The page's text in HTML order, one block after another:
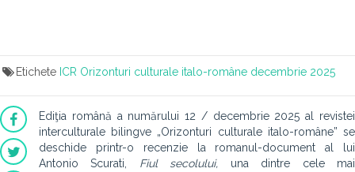
Etichete ICR Orizonturi culturale italo-române decembrie 2025
Ediţia română a numărului 12 / decembrie 2025 al revistei
interculturale bilingve „Orizonturi culturale italo-române” se
deschide printr-o recenzie la romanul-document al lui
Antonio Scurati, Fiul secolului, una dintre cele mai